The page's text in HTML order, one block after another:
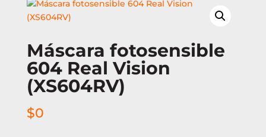
Máscara fotosensible
604 Real Vision
(XS604RV)
$0